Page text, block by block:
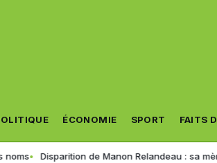
ÉCONOMIE SPORT FAITS
Disparition de Manon Relandeau : sa mère